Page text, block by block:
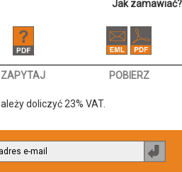
Jak zamawiać?
ZAPYTAJ POBIERZ
doliczyć 23% VAT.